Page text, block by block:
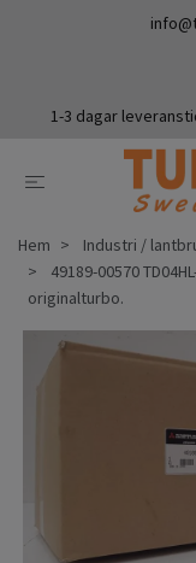
1-3 dagar
Hem Industri /
49189-00570
originalturbo.